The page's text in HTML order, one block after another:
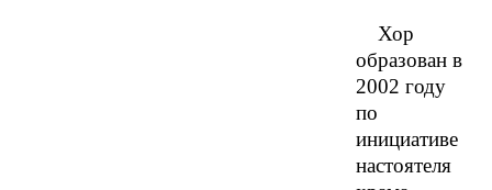
Хор
образован в
2002 году
по
инициативе
настоятеля